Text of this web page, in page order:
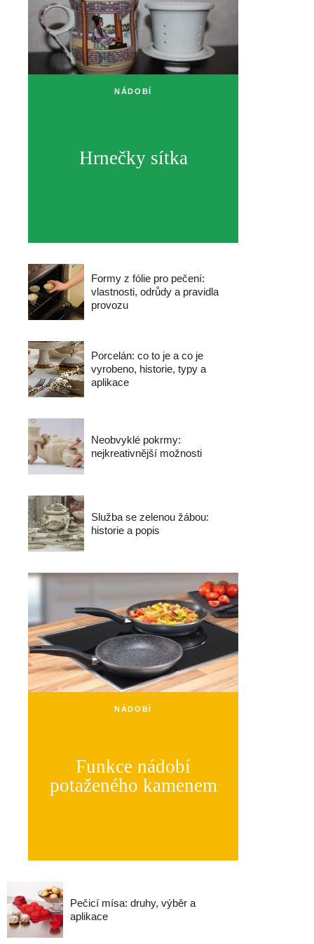
NÁDOBÍ
Hrnečky sítka
Formy z fólie pro pečení:
vlastnosti, odrůdy a pravidla
provozu
Porcelán: co to je a co je
vyrobeno, historie, typy a
aplikace
Neobvyklé pokrmy:
nejkreativnější možnosti
Služba se zelenou žábou:
historie a popis
NÁDOBÍ
Funkce nádobí
potaženého kamenem
Pečicí mísa: druhy, výběr a
aplikace